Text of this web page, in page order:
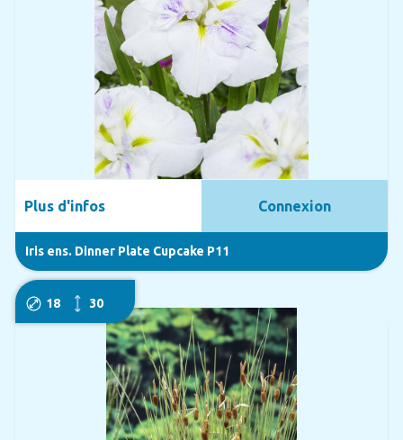
Iris ens. Dinner Plate Cupcake P11
Plus d'infos Connexion
18 30